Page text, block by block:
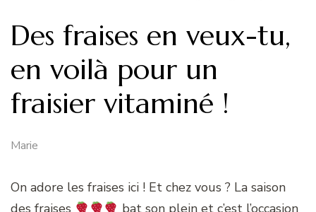
Des fraises en veux-tu,
en voilà pour un
fraisier vitaminé !
Marie
On adore les fraises ici ! Et chez vous ? La saison